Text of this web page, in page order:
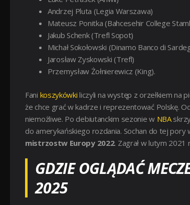
Andrzej Pluta (Legia Warszawa)
Mateusz Ponitka (Bahcesehir College
Jakub Schenk (Trefl Sopot)
Michał Sokołowski (Dinamo Banco di
Jarosław Zyskowski (Trefl)
Przemysław Żołnierewicz (King).
Fani koszykówki liczyli na występ z orzełkiem na
że chce grać w kadrze i reprezentować Polskę.
niemożliwe. Po debiutanckim sezonie w NBA
do amerykańskiego rozdania. Sochan do tej pory
mistrzostw Europy 2022. Zagrał w lutym 2021
GDZIE OGLĄDAĆ
2025